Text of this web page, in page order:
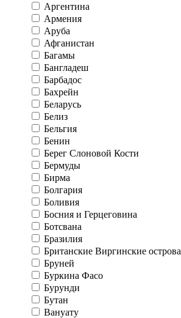
Аргентина
Армения
Аруба
Афганистан
Багамы
Бангладеш
Барбадос
Бахрейн
Беларусь
Белиз
Бельгия
Бенин
Берег Слоновой Кости
Бермуды
Бирма
Болгария
Боливия
Босния и Герцеговина
Ботсвана
Бразилия
Британские Виргинские острова
Бруней
Буркина Фасо
Бурунди
Бутан
Вануату